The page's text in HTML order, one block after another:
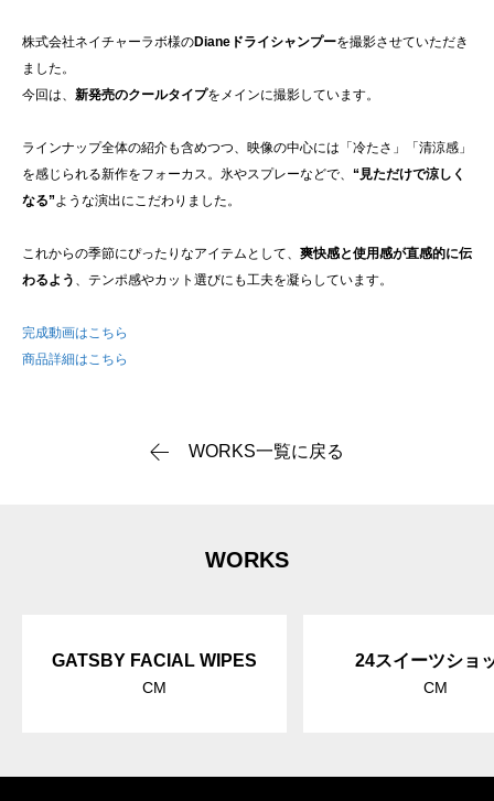
株式会社ネイチャーラボ様のDianeドライシャンプーを撮影させていただき
ました。
今回は、 新発売のクールタイプをメインに撮影しています。
ラインナップ全体の紹介も含めつつ、映像の中心には「冷たさ」「清涼感」
を感じられる新作をフォーカス。氷やスプレーなどで、 “見ただけで涼しく
なる”ような演出にこだわりました。
これからの季節にぴったりなアイテムとして、 爽快感と使用感が直感的に伝
わるよう 、テンポ感やカット選びにも工夫を凝らしています。
完成動画はこちら
商品詳細はこちら
WORKS一覧に戻る
WORKS
GATSBY FACIAL WIPES
CM
24スイーツショ
CM